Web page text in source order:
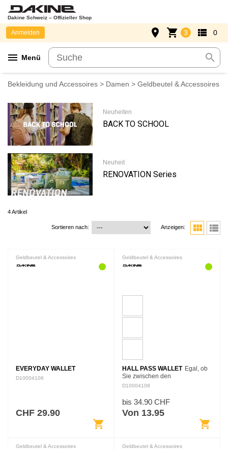
Dakine Schweiz – Offizieller Shop
menu Menü search
Anmelden place shopping_cart 3 view_list 0
Bekleidung und Accessoires > Damen > Geldbeutel & Accessoires
Neuheiten
BACK TO SCHOOL
Neuheit
RENOVATION Series
4 Artikel
Sortieren nach: Anzeigen: view_module view_list
Geldbeutel & Accessoires
EVERYDAY WALLET
D10004106
CHF 29.90
shopping_cart
Geldbeutel & Accessoires
HALL PASS WALLET Egal, ob
Sie zwischen den
Unterrichtsstunden hin- und
internationales Abenteuer
begeben - mit dem Hall Pass
Wallet,…
D10004108
bis 34.90 CHF
Von 13.95
shopping_cart
Geldbeutel & Accessoires Geldbeutel & Accessoires